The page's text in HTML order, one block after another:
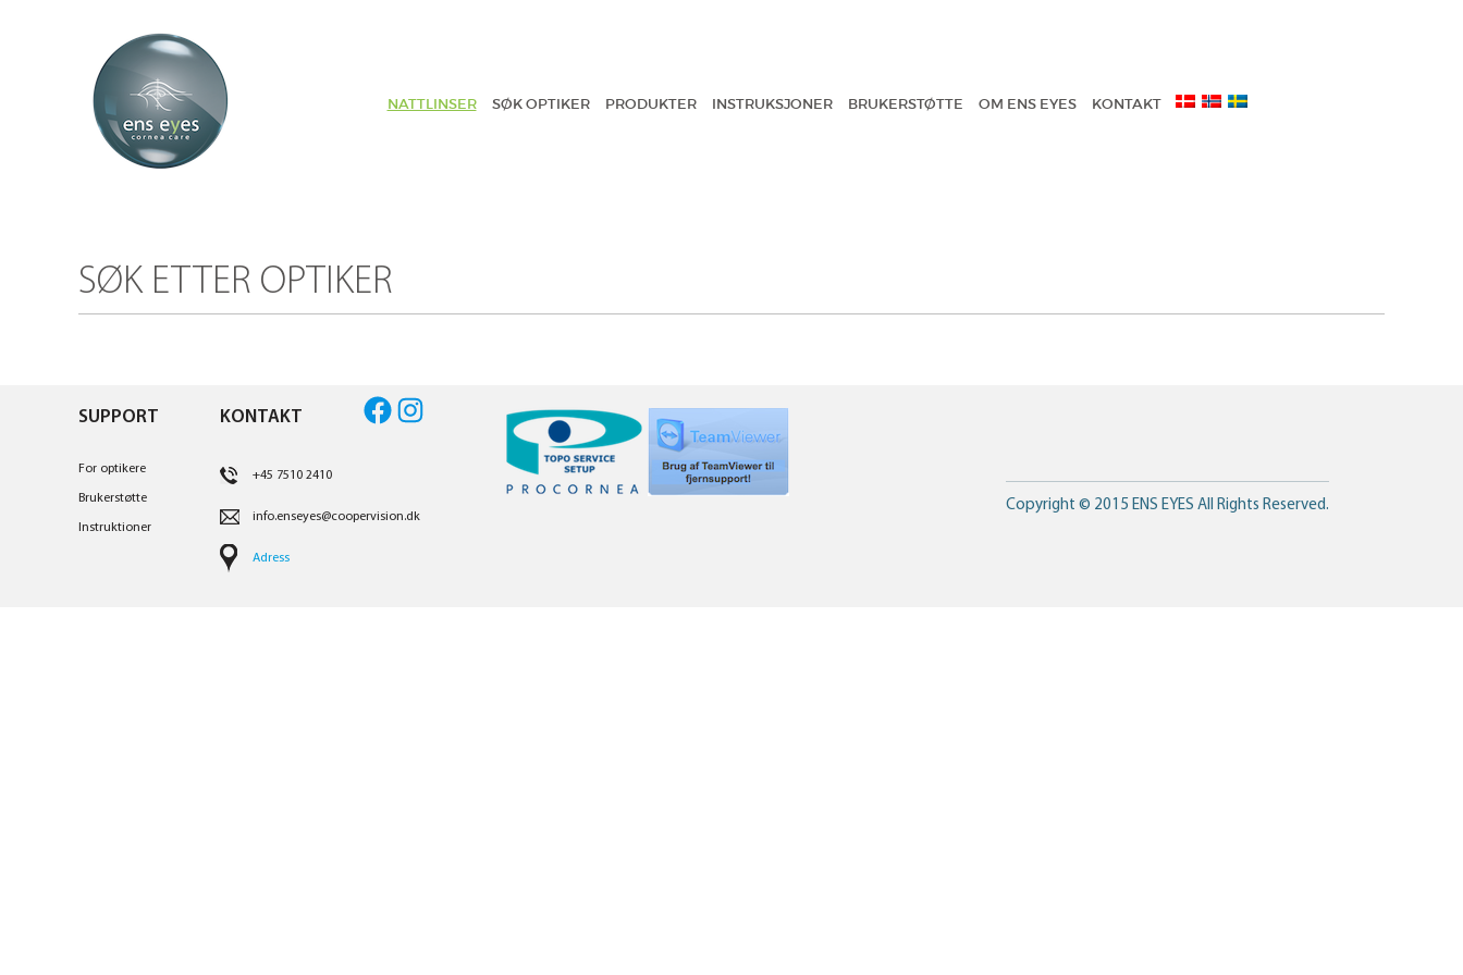
NATTLINSER SØK OPTIKER PRODUKTER INSTRUKSJONER BRUKERSTØTTE OM ENS EYES KONTAKT
SØK ETTER OPTIKER
SUPPORT
For optikere
Brukerstøtte
Instruktioner
KONTAKT
+45 7510 2410
info.enseyes@coopervision.dk
Adress
FacebookInstagram
Copyright © 2015 ENS EYES All Rights Reserved.